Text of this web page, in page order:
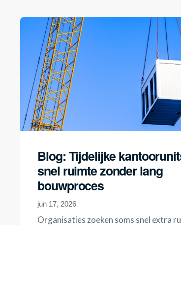
Blog: Tijdelijke
snel ruimte zonder lang
bouwproces
jun 17, 2026
Organisaties zoeken soms snel extra